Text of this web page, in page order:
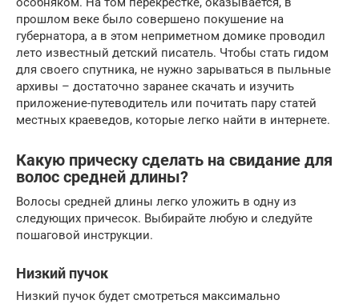
прошлом веке было совершено покушение на
губернатора, а в этом неприметном домике проводил
лето известный детский писатель. Чтобы стать гидом
для своего спутника, не нужно зарываться в пыльные
архивы – достаточно заранее скачать и изучить
приложение-путеводитель или почитать пару статей
местных краеведов, которые легко найти в интернете.
Какую прическу сделать на свидание для
волос средней длины?
Волосы средней длины легко уложить в одну из
следующих причесок. Выбирайте любую и следуйте
пошаговой инструкции.
Низкий пучок
Низкий пучок будет смотреться максимально